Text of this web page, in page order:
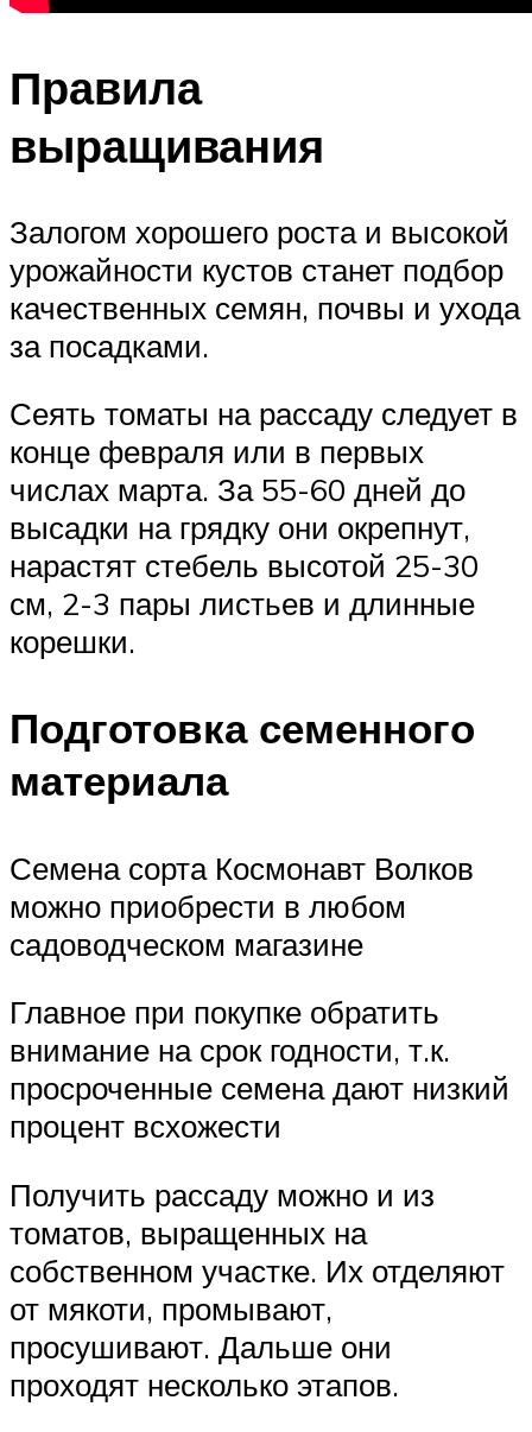
Правила
выращивания
Залогом хорошего роста и высокой
урожайности кустов станет подбор
качественных семян, почвы и ухода
за посадками.
Сеять томаты на рассаду следует в
конце февраля или в первых
числах марта. За 55-60 дней до
высадки на грядку они окрепнут,
нарастят стебель высотой 25-30
см, 2-3 пары листьев и длинные
корешки.
Подготовка семенного
материала
Семена сорта Космонавт Волков
можно приобрести в любом
садоводческом магазине
Главное при покупке обратить
внимание на срок годности, т.к.
просроченные семена дают низкий
процент всхожести
Получить рассаду можно и из
томатов, выращенных на
собственном участке. Их отделяют
от мякоти, промывают,
просушивают. Дальше они
проходят несколько этапов.